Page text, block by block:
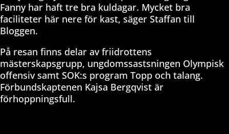
Fanny har haft tre bra kuldagar. Mycket bra
faciliteter här nere för kast, säger Staffan till
Bloggen.
På resan finns delar av friidrottens
mästerskapsgrupp, ungdomssastsningen Olympisk
offensiv samt SOK:s program Topp och talang.
Förbundskaptenen Kajsa Bergqvist är
förhoppningsfull.